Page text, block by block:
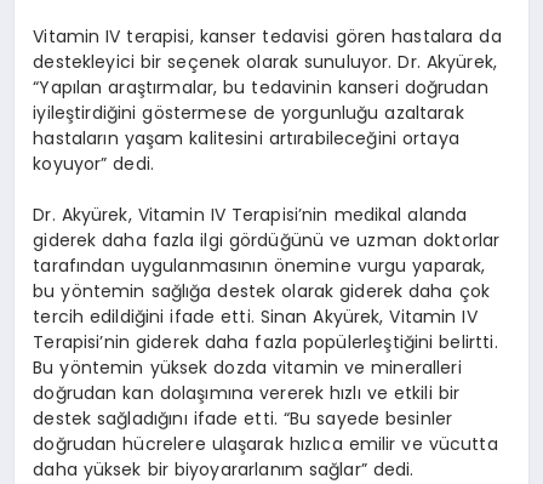
Vitamin IV terapisi, kanser tedavisi gören hastalara da
destekleyici bir seçenek olarak sunuluyor. Dr. Akyürek,
“Yapılan araştırmalar, bu tedavinin kanseri doğrudan
iyileştirdiğini göstermese de yorgunluğu azaltarak
hastaların yaşam kalitesini artırabileceğini ortaya
koyuyor” dedi.
Dr. Akyürek, Vitamin IV Terapisi’nin medikal alanda
giderek daha fazla ilgi gördüğünü ve uzman doktorlar
tarafından uygulanmasının önemine vurgu yaparak,
bu yöntemin sağlığa destek olarak giderek daha çok
tercih edildiğini ifade etti. Sinan Akyürek, Vitamin IV
Terapisi’nin giderek daha fazla popülerleştiğini belirtti.
Bu yöntemin yüksek dozda vitamin ve mineralleri
doğrudan kan dolaşımına vererek hızlı ve etkili bir
destek sağladığını ifade etti. “Bu sayede besinler
doğrudan hücrelere ulaşarak hızlıca emilir ve vücutta
daha yüksek bir biyoyararlanım sağlar” dedi.